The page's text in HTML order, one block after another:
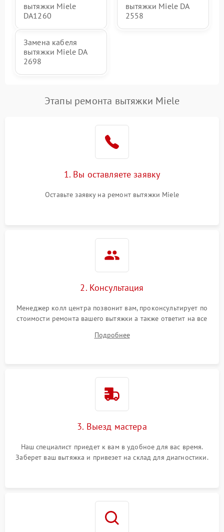
вытяжки Miele
DA1260
вытяжки Miele DA
2558
Замена кабеля
вытяжки Miele DA
2698
Этапы ремонта вытяжки Miele
1. Вы оставляете заявку
Оставьте заявку на ремонт вытяжки Miele
2. Консультация
Менеджер колл центра позвонит вам, проконсультирует по
стоимости ремонта вашего вытяжки а также ответит на все
Подробнее
3. Выезд мастера
Наш специалист приедет к вам в удобное для вас время.
Заберет ваш вытяжка и привезет на склад для диагностики.